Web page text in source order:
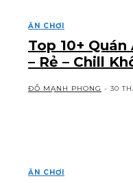
ĂN CHƠI
Top 10+
– Rẻ – Chill
ĐỖ MẠNH PHONG - 30
ĂN CHƠI